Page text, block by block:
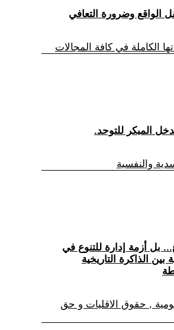
الكاملة في كافة المجالات
والنفسية
بل أزمة إدارة للتنوع في
الذاكرة التاريخية
, حقوق الاقليات و حق